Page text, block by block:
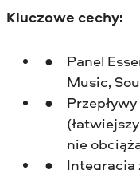
Kluczowe cechy:
Panel
Music,
nie
Integracja